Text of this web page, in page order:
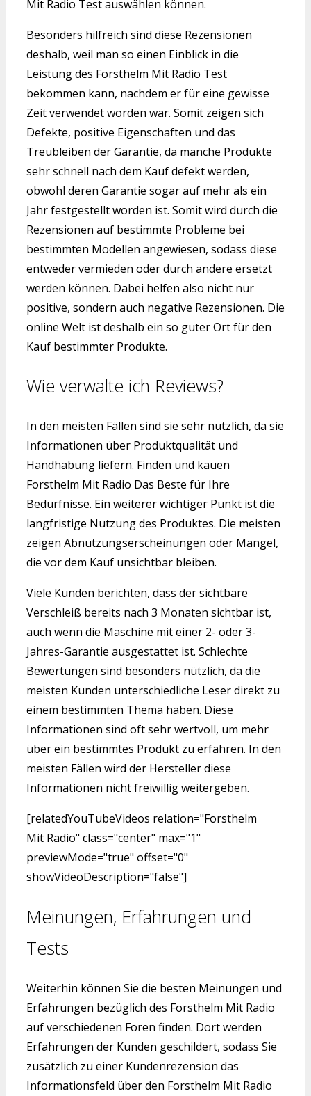
Mit Radio Test auswählen können.
Besonders hilfreich sind diese Rezensionen
deshalb, weil man so einen Einblick in die
Leistung des Forsthelm Mit Radio Test
bekommen kann, nachdem er für eine gewisse
Zeit verwendet worden war. Somit zeigen sich
Defekte, positive Eigenschaften und das
Treubleiben der Garantie, da manche Produkte
sehr schnell nach dem Kauf defekt werden,
obwohl deren Garantie sogar auf mehr als ein
Jahr festgestellt worden ist. Somit wird durch die
Rezensionen auf bestimmte Probleme bei
bestimmten Modellen angewiesen, sodass diese
entweder vermieden oder durch andere ersetzt
werden können. Dabei helfen also nicht nur
positive, sondern auch negative Rezensionen. Die
online Welt ist deshalb ein so guter Ort für den
Kauf bestimmter Produkte.
Wie verwalte ich Reviews?
In den meisten Fällen sind sie sehr nützlich, da sie
Informationen über Produktqualität und
Handhabung liefern. Finden und kauen
Forsthelm Mit Radio Das Beste für Ihre
Bedürfnisse. Ein weiterer wichtiger Punkt ist die
langfristige Nutzung des Produktes. Die meisten
zeigen Abnutzungserscheinungen oder Mängel,
die vor dem Kauf unsichtbar bleiben.
Viele Kunden berichten, dass der sichtbare
Verschleiß bereits nach 3 Monaten sichtbar ist,
auch wenn die Maschine mit einer 2- oder 3-
Jahres-Garantie ausgestattet ist. Schlechte
Bewertungen sind besonders nützlich, da die
meisten Kunden unterschiedliche Leser direkt zu
einem bestimmten Thema haben. Diese
Informationen sind oft sehr wertvoll, um mehr
über ein bestimmtes Produkt zu erfahren. In den
meisten Fällen wird der Hersteller diese
Informationen nicht freiwillig weitergeben.
[relatedYouTubeVideos relation="Forsthelm
Mit Radio" class="center" max="1"
previewMode="true" offset="0"
showVideoDescription="false"]
Meinungen, Erfahrungen und
Tests
Weiterhin können Sie die besten Meinungen und
Erfahrungen bezüglich des Forsthelm Mit Radio
auf verschiedenen Foren finden. Dort werden
Erfahrungen der Kunden geschildert, sodass Sie
zusätzlich zu einer Kundenrezension das
Informationsfeld über den Forsthelm Mit Radio